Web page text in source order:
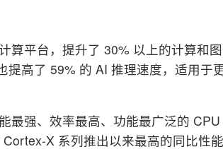
算平台，提升了 30% 以上的计算和
高了 59% 的 AI 推理速度，适用于
最强、效率最高、功能最广泛的
X 系列推出以来最高的同比性